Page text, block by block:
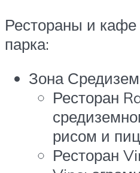
Рестораны и кафе
парка:
Зона
Ресторан
рисом и
Ресторан